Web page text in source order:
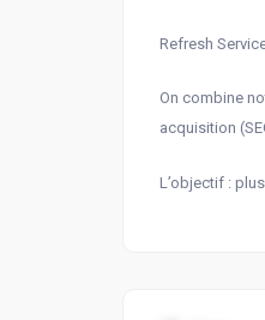
Refresh
On combine
acquisition
L’objectif :